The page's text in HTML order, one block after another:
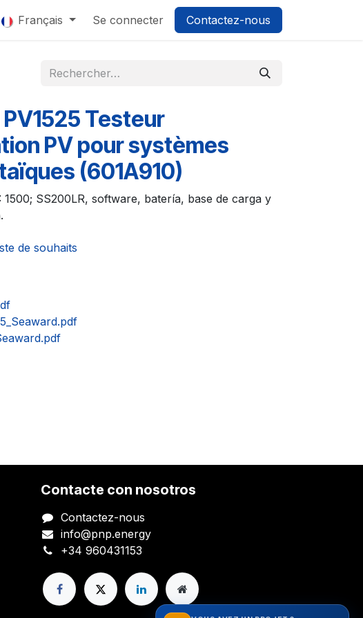
0
Français Se connecter Contactez-nous
Testeur
PV pour systèmes
(601A910)
1500; SS200LR, software, batería, base de carga y
de souhaits
Contacte con nosotros
Contactez-nous
info@pnp.energy
+34 960431153